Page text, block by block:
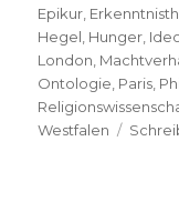
Epikur
Hegel Hunger
London
Ontologie Paris
Westfalen